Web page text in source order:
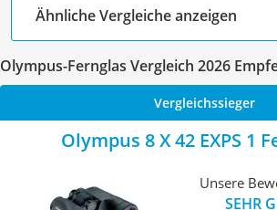
Ähnliche Vergleiche anzeigen
Olympus-Fernglas Vergleich 2026
Vergleichssieger
Olympus 8 X 42 EXPS 1
Unsere
SEHR